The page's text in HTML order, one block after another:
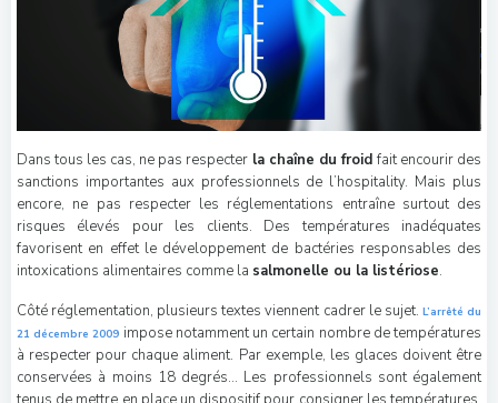
Dans tous les cas, ne pas respecter la chaîne du froid fait encourir des
sanctions importantes aux professionnels de l’hospitality. Mais plus
encore, ne pas respecter les réglementations entraîne surtout des
risques élevés pour les clients. Des températures inadéquates
favorisent en effet le développement de bactéries responsables des
intoxications alimentaires comme la salmonelle ou la listériose.
Côté réglementation, plusieurs textes viennent cadrer le sujet. L’arrêté du
21 décembre 2009 impose notamment un certain nombre de températures
à respecter pour chaque aliment. Par exemple, les glaces doivent être
conservées à moins 18 degrés… Les professionnels sont également